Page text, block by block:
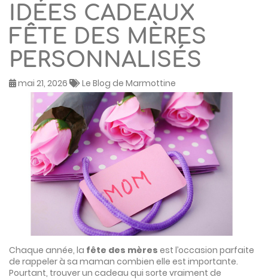
IDÉES CADEAUX
FÊTE DES MÈRES
PERSONNALISÉS
mai 21, 2026 Le Blog de Marmottine
Chaque année, la fête des mères est l’occasion parfaite
de rappeler à sa maman combien elle est importante.
Pourtant, trouver un cadeau qui sorte vraiment de